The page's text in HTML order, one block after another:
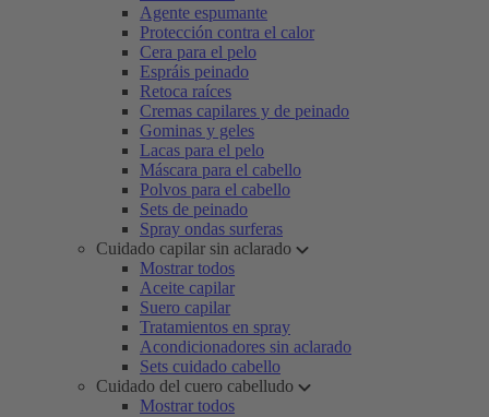
Agente espumante
Protección contra el calor
Cera para el pelo
Espráis peinado
Retoca raíces
Cremas capilares y de peinado
Gominas y geles
Lacas para el pelo
Máscara para el cabello
Polvos para el cabello
Sets de peinado
Spray ondas surferas
Cuidado capilar sin aclarado
Mostrar todos
Aceite capilar
Suero capilar
Tratamientos en spray
Acondicionadores sin aclarado
Sets cuidado cabello
Cuidado del cuero cabelludo
Mostrar todos